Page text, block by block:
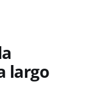
largo